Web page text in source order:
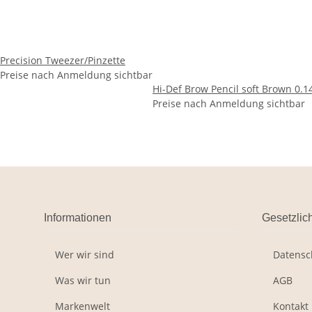
Precision Tweezer/Pinzette
Preise nach Anmeldung sichtbar
Hi-Def Brow Pencil soft Brown
Preise nach Anmeldung sichtbar
Informationen
Wer wir sind
Was wir tun
Markenwelt
AGB
Kontakt